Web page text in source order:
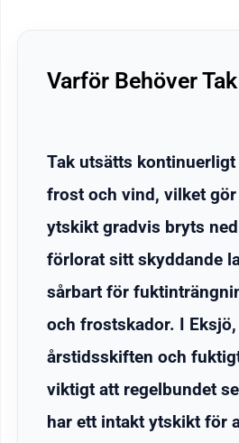
Varför Behöver
Tak utsätts
frost och vind, vilket
ytskikt gradvis bryts
förlorat sitt skyddande
sårbart för
och frostskador. I
årstidsskiften och
viktigt att regelbundet
har ett intakt ytskikt för